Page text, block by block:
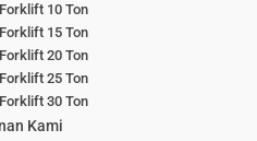
Forklift 10 Ton
Forklift 15 Ton
Forklift 20 Ton
Forklift 25 Ton
Forklift 30 Ton
Kami